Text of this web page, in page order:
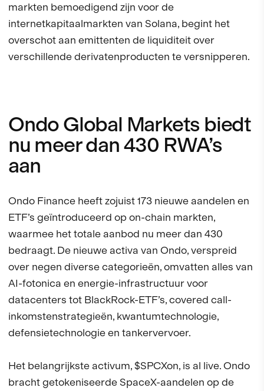
markten bemoedigend zijn voor de
internetkapitaalmarkten van Solana, begint het
overschot aan emittenten de liquiditeit over
verschillende derivatenproducten te versnipperen.
Ondo Global Markets biedt
nu meer dan 430 RWA’s
aan
Ondo Finance heeft zojuist 173 nieuwe aandelen en
ETF’s geïntroduceerd op on-chain markten,
waarmee het totale aanbod nu meer dan 430
bedraagt. De nieuwe activa van Ondo, verspreid
over negen diverse categorieën, omvatten alles van
AI-fotonica en energie-infrastructuur voor
datacenters tot BlackRock-ETF’s, covered call-
inkomstenstrategieën, kwantumtechnologie,
defensietechnologie en tankervervoer.
Het belangrijkste activum, $SPCXon, is al live. Ondo
bracht getokeniseerde SpaceX-aandelen op de